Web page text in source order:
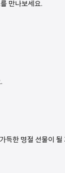
만나보세요.
득한 명절 선물이 될